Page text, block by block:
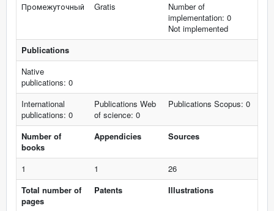
Промежуточный
Gratis
Number of
implementation: 0
Not implemented
Publications
Native
publications: 0
International
publications: 0
Publications Web
of science: 0
Publications Scopus: 0
Number of
books
Appendicies Sources
1 1
26
Total number of
pages
Patents Illustrations